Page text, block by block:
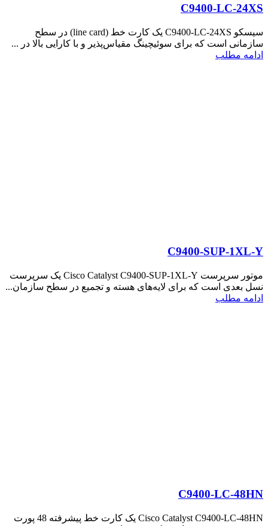
C9400-LC-24XS
سیسکو C9400-LC-24XS یک کارت خط (line card) در سطح
سازمانی است که برای سوئیچینگ مقیاس‌پذیر و با کارایی بالا در ...
ادامه مطلب
C9400-SUP-1XL-Y
موتور سرپرست Cisco Catalyst C9400-SUP-1XL-Y یک سرپرست
نسل بعدی است که برای لایه‌های هسته و تجمیع در سطح سازمان...
ادامه مطلب
C9400-LC-48HN
Cisco Catalyst C9400-LC-48HN یک کارت خط پیشرفته 48 پورت